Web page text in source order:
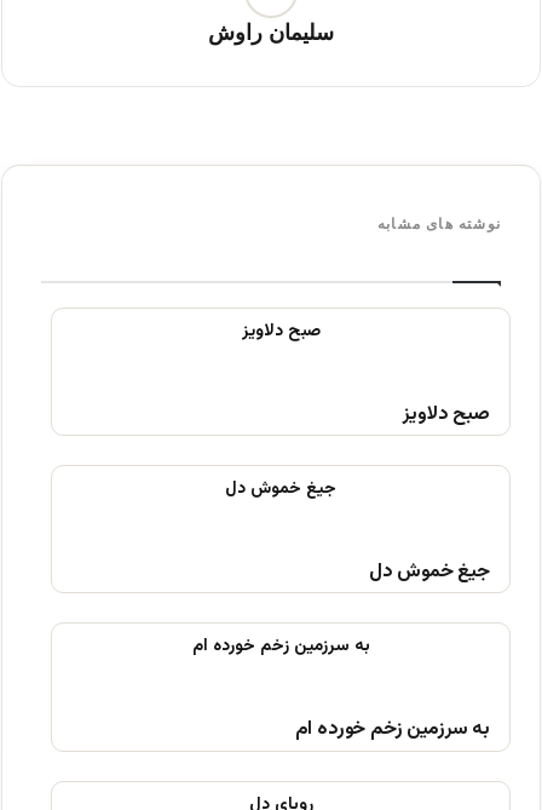
سلیمان راوش
نوشته های مشابه
صبح دلاویز
جیغ خموش دل
به سرزمین زخم خورده ام